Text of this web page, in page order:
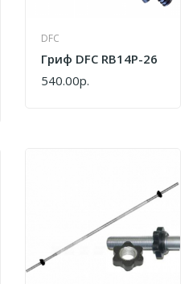
DFC
Гриф DFC RB14P-26
540.00р.